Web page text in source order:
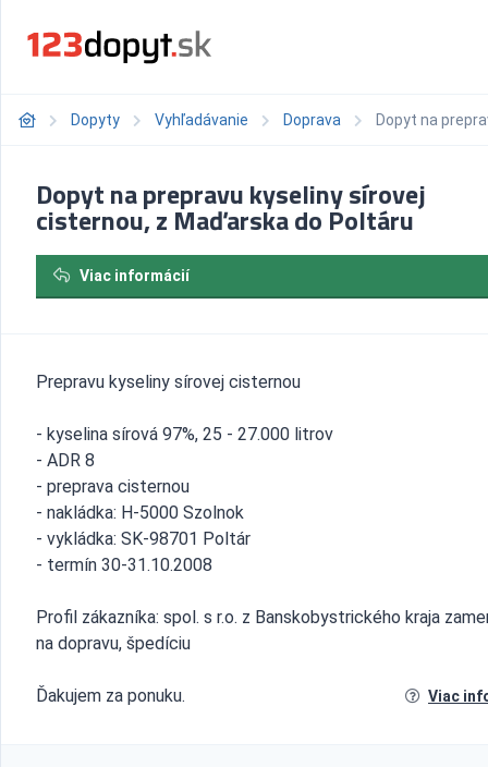
Dopyty Vyhľadávanie Doprava Dopyt na
Dopyt na prepravu kyseliny sírovej
cisternou, z Maďarska do Poltáru
Viac informácií
Prepravu kyseliny sírovej cisternou
- kyselina sírová 97%, 25 - 27.000 litrov
- ADR 8
- preprava cisternou
- nakládka: H-5000 Szolnok
- vykládka: SK-98701 Poltár
- termín 30-31.10.2008
Profil zákazníka: spol. s r.o. z Banskobystrického kraja
na dopravu, špedíciu
Ďakujem za ponuku. Viac